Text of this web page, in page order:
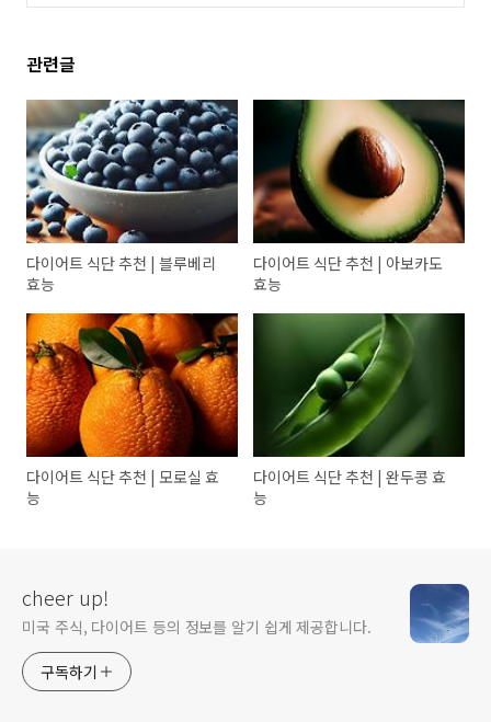
관련글
다이어트 식단 추천 | 블루베리
효능
다이어트 식단 추천 | 아보카도
효능
다이어트 식단 추천 | 모로실 효
능
다이어트 식단 추천 | 완두콩 효
능
cheer up!
미국 주식, 다이어트 등의 정보를 알기 쉽게 제공합니다.
구독하기